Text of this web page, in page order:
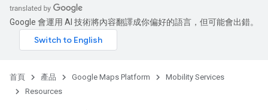
Google 會運用 AI 技術將內容翻譯成你偏好的語言，但可能會出錯。
首頁 產品 Google Maps Platform
Mobility Services
Resources